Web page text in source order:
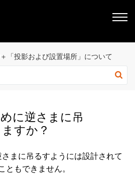
「投影および設置場所」について
に逆さまに吊
すか？
まに吊るすようには設計されて
ともできません。